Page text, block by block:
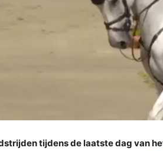
tijdens de laatste dag van